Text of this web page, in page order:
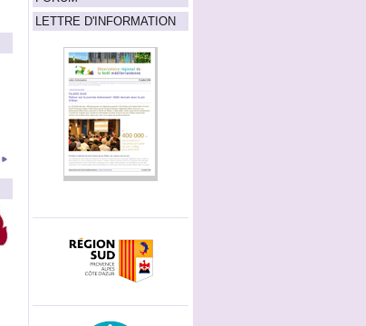
LETTRE D'INFORMATION